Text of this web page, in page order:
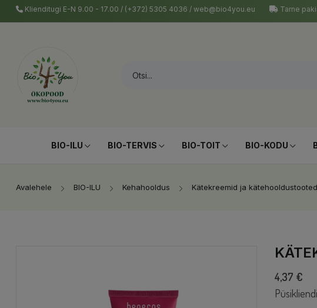
Klienditugi E-N 9.00 - 17.00 / (+372) 5305 4036 / web@bio4you.eu Tarne
BIO-ILU BIO-TERVIS BIO-TOIT BIO-KODU
Avalehele BIO-ILU Kehahooldus Kätekreemid ja kätehooldustooted
4,37 €